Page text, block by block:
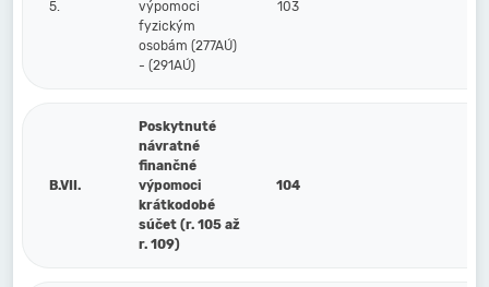
5.
výpomoci
fyzickým
osobám (277AÚ)
- (291AÚ)
103
B.VII.
Poskytnuté
návratné
finančné
výpomoci
krátkodobé
súčet (r. 105 až
r. 109)
104